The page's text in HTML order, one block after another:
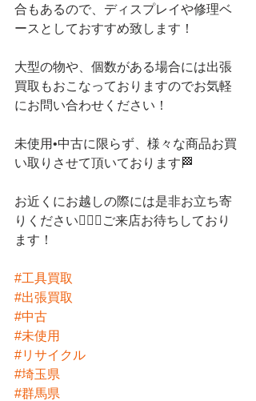
合もあるので、ディスプレイや修理ベ
ースとしておすすめ致します！
大型の物や、個数がある場合には出張
買取もおこなっておりますのでお気軽
にお問い合わせください！
未使用•中古に限らず、様々な商品お買
い取りさせて頂いております🏁
お近くにお越しの際には是非お立ち寄
りください💁🏻‍♀️ご来店お待ちしており
ます！
#工具買取
#出張買取
#中古
#未使用
#リサイクル
#埼玉県
#群馬県